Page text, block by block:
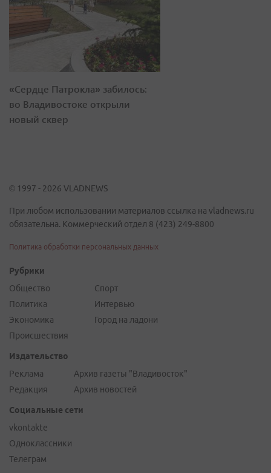
«Сердце Патрокла» забилось:
во Владивостоке открыли
новый сквер
© 1997 - 2026 VLADNEWS
При любом использовании материалов ссылка на vladnews.ru
обязательна. Коммерческий отдел 8 (423) 249-8800
Политика обработки персональных данных
Рубрики
Общество
Политика
Экономика
Происшествия
Спорт
Интервью
Город на ладони
Издательство
Реклама
Редакция
Архив газеты "Владивосток"
Архив новостей
Социальные сети
vkontakte
Одноклассники
Телеграм